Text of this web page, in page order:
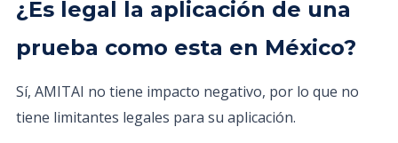
¿Es legal la aplicación de una
prueba como esta en México?
Sí, AMITAI no tiene impacto negativo, por lo que no
tiene limitantes legales para su aplicación.